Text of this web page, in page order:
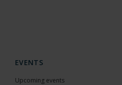
EVENTS
Upcoming events